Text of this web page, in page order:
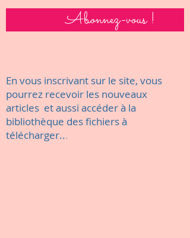
Abonnez-vous !
En vous inscrivant sur le site, vous
pourrez recevoir les nouveaux
articles et aussi accéder à la
bibliothèque des fichiers à
télécharger...